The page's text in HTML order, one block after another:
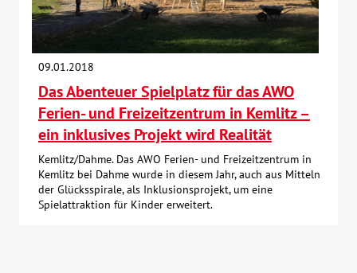
09.01.2018
Das Abenteuer Spielplatz für das AWO
Ferien- und Freizeitzentrum in Kemlitz –
ein inklusives Projekt wird Realität
Kemlitz/Dahme. Das AWO Ferien- und Freizeitzentrum in
Kemlitz bei Dahme wurde in diesem Jahr, auch aus Mitteln
der Glücksspirale, als Inklusionsprojekt, um eine
Spielattraktion für Kinder erweitert.